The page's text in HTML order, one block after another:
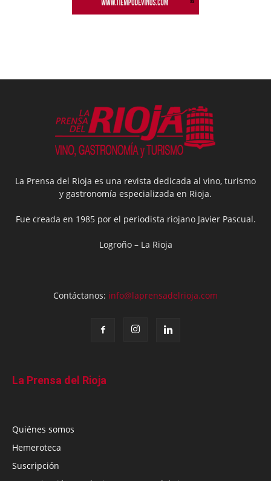
La Prensa del Rioja es una revista dedicada al vino, turismo
y gastronomía especializada en Rioja.
Fue creada en 1985 por el periodista riojano Javier Pascual.
Logroño – La Rioja
Contáctanos: info@laprensadelrioja.com
La Prensa del Rioja
Quiénes somos
Hemeroteca
Suscripción